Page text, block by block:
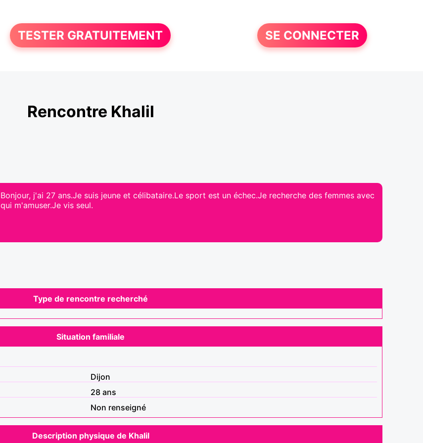
TESTER GRATUITEMENT SE CONNECTER
Rencontre Khalil
Bonjour, j'ai 27 ans.Je suis jeune et célibataire.Le sport est un échec.Je recherche des femmes avec
qui m'amuser.Je vis seul.
Type de rencontre recherché
Situation familiale
Dijon
28 ans
Non renseigné
Description physique de Khalil